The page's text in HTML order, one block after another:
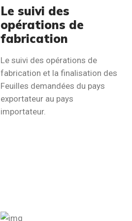
Le suivi des
opérations de
fabrication
Le suivi des opérations de
fabrication et la finalisation des
Feuilles demandées du pays
exportateur au pays
importateur.